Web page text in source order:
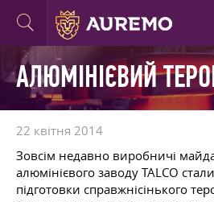
АЛЮМІНІЄВИЙ
22 квітня 2014
Зовсім недавно виробничі
алюмінієвого заводу TALCO
підготовки справжнісінького